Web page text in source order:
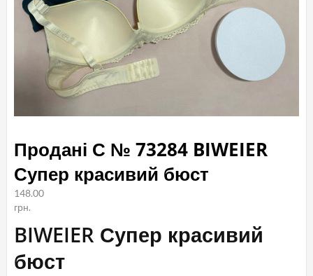
Продані С № 73284 BIWEIER
Супер красивий бюст
148.00
грн.
BIWEIER Супер красивий
бюст